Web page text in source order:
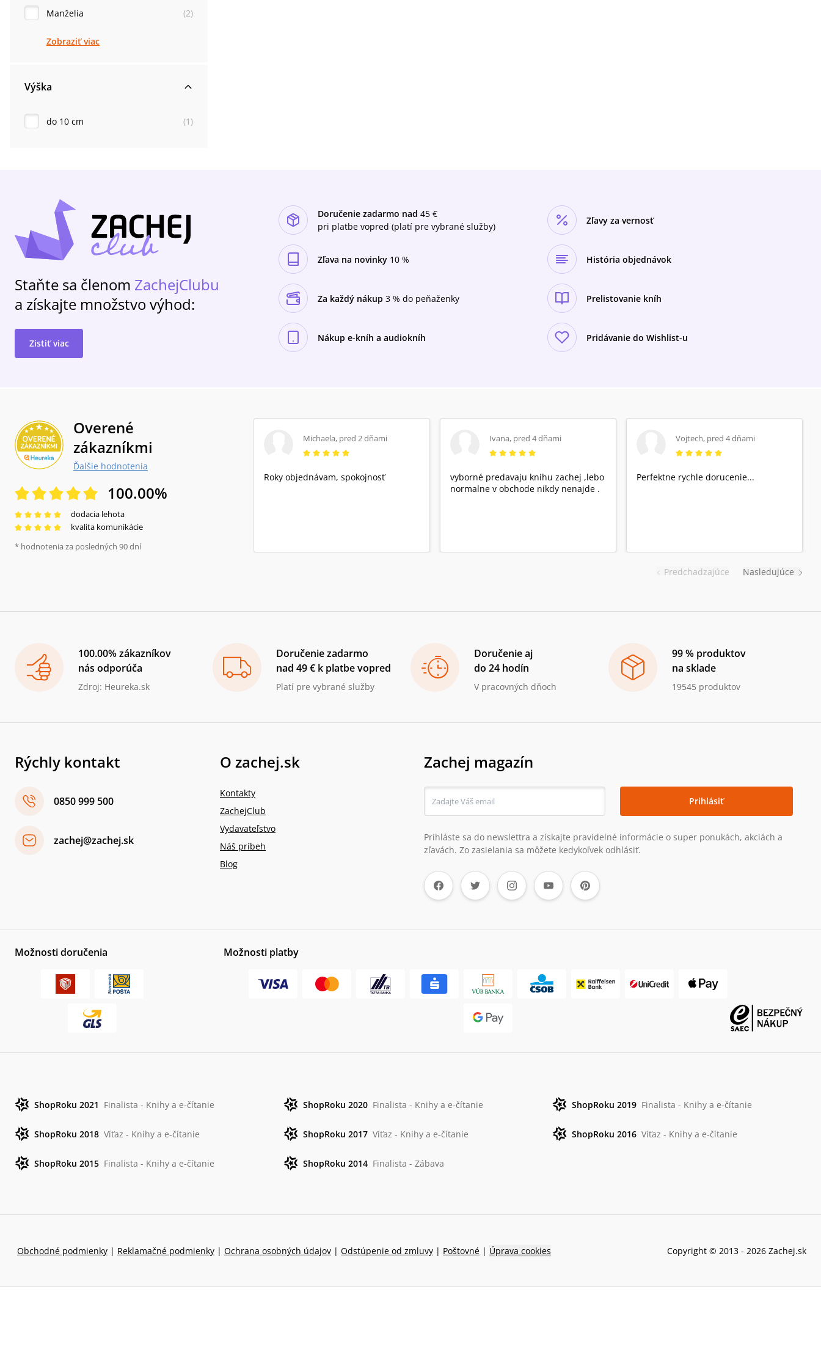
Manželia (2)
Zobraziť viac
Výška
do 10 cm (1 )
Staňte sa členom ZachejClubu
a získajte množstvo výhod:
Zistiť viac
Doručenie zadarmo nad 45 €
pri platbe vopred (platí pre vybrané služby)
Zľavy za vernosť
Zľava na novinky 10 % História objednávok
Za každý nákup 3 % do peňaženky Prelistovanie kníh
Nákup e-kníh a audiokníh Pridávanie do Wishlist-u
Overené
zákazníkmi
Ďalšie hodnotenia
100.00%
dodacia lehota
kvalita komunikácie
* hodnotenia za posledných 90 dní
Predchadzajúce
Michaela, pred 2 dňami
Roky objednávam, spokojnosť
Ivana, pred 4 dňami
vyborné predavaju knihu zachej ,lebo
normalne v obchode nikdy nenajde .
Vojtech, pred 4 dňami
Perfektne rychle dorucenie...
Nasledujúce
100.00% zákazníkov
nás odporúča
Zdroj: Heureka.sk
Doručenie zadarmo
nad 49 € k platbe vopred
Platí pre vybrané služby
Doručenie aj
do 24 hodín
V pracovných dňoch
99 % produktov
na sklade
19545 produktov
Rýchly kontakt
0850 999 500
zachej@zachej.sk
O zachej.sk
Kontakty
ZachejClub
Vydavateľstvo
Náš príbeh
Blog
Zachej magazín
Prihlásiť
Prihláste sa do newslettra a získajte pravidelné informácie o super ponukách, akciách a
zľavách. Zo zasielania sa môžete kedykoľvek odhlásiť.
Možnosti doručenia Možnosti platby
ShopRoku 2021 Finalista - Knihy a e-čítanie ShopRoku 2020 Finalista - Knihy a e-čítanie ShopRoku 2019 Finalista - Knihy a e-čítanie
ShopRoku 2018 Víťaz - Knihy a e-čítanie ShopRoku 2017 Víťaz - Knihy a e-čítanie ShopRoku 2016 Víťaz - Knihy a e-čítanie
ShopRoku 2015 Finalista - Knihy a e-čítanie ShopRoku 2014 Finalista - Zábava
Obchodné podmienky | Reklamačné podmienky | Ochrana osobných údajov | Odstúpenie od zmluvy | Poštovné | Úprava cookies Copyright © 2013 - 2026 Zachej.sk